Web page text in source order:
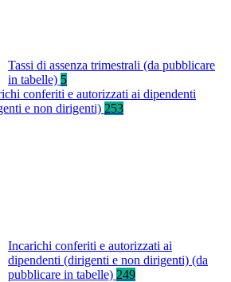
Tassi di assenza trimestrali (da pubblicare
in tabelle) 5
conferiti e autorizzati ai dipendenti
e non dirigenti) 253
Incarichi conferiti e autorizzati ai
dipendenti (dirigenti e non dirigenti) (da
pubblicare in tabelle) 249